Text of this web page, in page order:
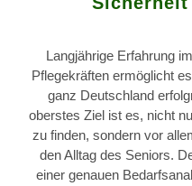
Langjährige Erfahrung
Pflegekräften ermöglicht
ganz Deutschland
oberstes Ziel ist es, nicht
zu finden, sondern vor
den Alltag des Seniors.
einer genauen